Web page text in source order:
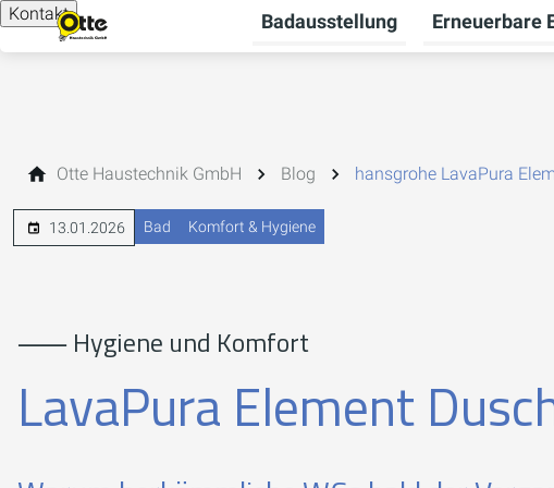
Kontakt Badausstellung Erneuerbare
Otte Haustechnik GmbH Blog hansgrohe LavaPura
13.01.2026 Bad Komfort & Hygiene
⸺ Hygiene und Komfort
LavaPura Element